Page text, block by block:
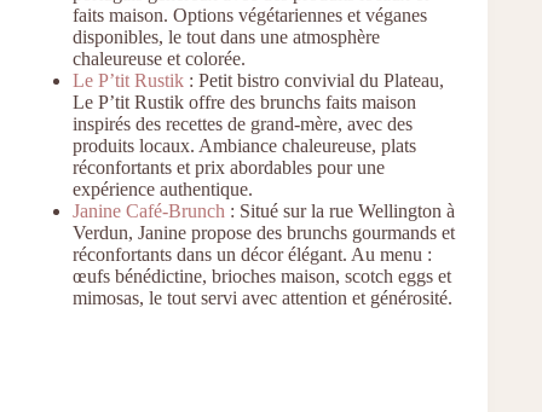
faits maison. Options végétariennes et véganes
disponibles, le tout dans une atmosphère
chaleureuse et colorée.
Le P’tit Rustik : Petit bistro convivial du Plateau,
Le P’tit Rustik offre des brunchs faits maison
inspirés des recettes de grand-mère, avec des
produits locaux. Ambiance chaleureuse, plats
réconfortants et prix abordables pour une
expérience authentique.
Janine Café-Brunch : Situé sur la rue Wellington à
Verdun, Janine propose des brunchs gourmands et
réconfortants dans un décor élégant. Au menu :
œufs bénédictine, brioches maison, scotch eggs et
mimosas, le tout servi avec attention et générosité.